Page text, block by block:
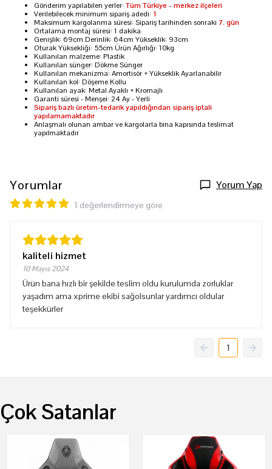
Gönderim yapılabilen yerler: Tüm Türkiye - merkez ilçeleri
Verilebilecek minimum sipariş adedi: 1
Maksimum kargolanma süresi: Sipariş tarihinden sonraki 7. gün
Ortalama montaj süresi: 1 dakika
Genişlik: 69cm Derinlik: 64cm Yükseklik: 93cm
Oturak Yüksekliği: 55cm Ürün Ağırlığı: 10kg
Kullanılan malzeme: Plastik
Kullanılan sünger: Dökme Sünger
Kullanılan mekanizma: Amortisör + Yükseklik Ayarlanabilir
Kullanılan kol: Döşeme Kollu
Kullanılan ayak: Metal Ayaklı + Kromajlı
Garanti süresi - Menşei: 24 Ay - Yerli
Sipariş bazlı üretim-tedarik yapıldığından sipariş iptali
yapılamamaktadır
Anlaşmalı olunan ambar ve kargolarla bina kapısında teslimat
yapılmaktadır
Yorumlar Yorum Yap
1 değerlendirmeye göre
kaliteli hizmet
10 Mayıs 2024
Ürün bana hızlı bir şekilde teslim oldu kurulumda zorluklar
yaşadım ama xprime ekibi sağolsunlar yardımcı oldular
teşekkürler
1
Çok Satanlar